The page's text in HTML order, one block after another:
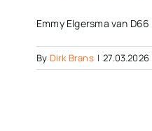
Emmy Elgersma van
By Dirk Brans | 27.03.2026